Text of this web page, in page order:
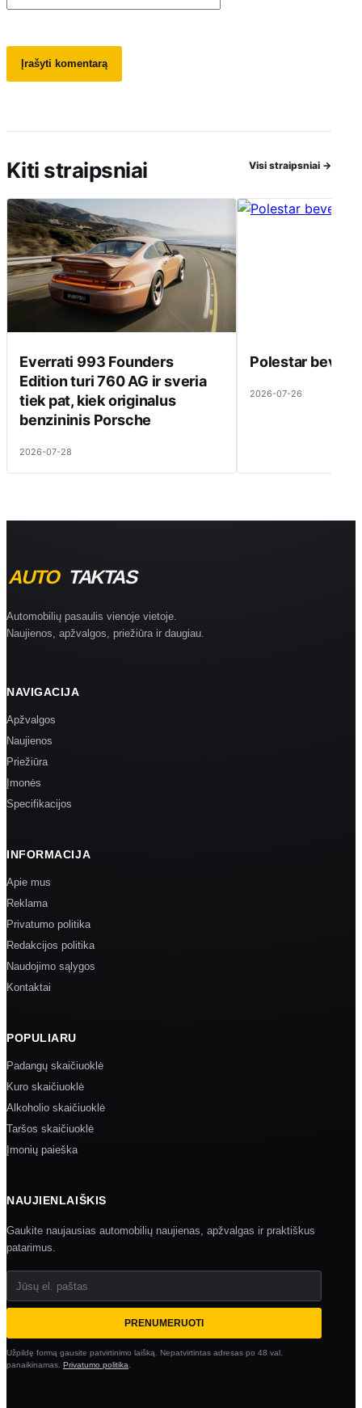
Kiti straipsniai Visi straipsniai →
Everrati 993 Founders
Edition turi 760 AG ir sveria
tiek pat, kiek originalus
benzininis Porsche
2026-07-28
Polestar beveik
2026-07-26
Automobilių pasaulis vienoje vietoje.
Naujienos, apžvalgos, priežiūra ir daugiau.
NAVIGACIJA
Apžvalgos
Naujienos
Priežiūra
Įmonės
Specifikacijos
INFORMACIJA
Apie mus
Reklama
Privatumo politika
Redakcijos politika
Naudojimo sąlygos
Kontaktai
POPULIARU
Padangų skaičiuoklė
Kuro skaičiuoklė
Alkoholio skaičiuoklė
Taršos skaičiuoklė
Įmonių paieška
NAUJIENLAIŠKIS
Gaukite naujausias automobilių naujienas, apžvalgas ir praktiškus
patarimus.
Jūsų el. paštas
PRENUMERUOTI
Užpildę formą gausite patvirtinimo laišką. Nepatvirtintas adresas po 48 val.
panaikinamas. Privatumo politika.